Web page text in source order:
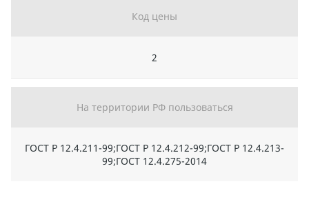
Код цены
2
На территории РФ пользоваться
ГОСТ Р 12.4.211-99;ГОСТ Р 12.4.212-99;ГОСТ Р 12.4.213-
99;ГОСТ 12.4.275-2014